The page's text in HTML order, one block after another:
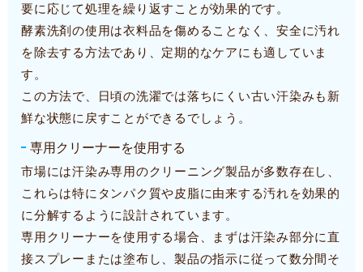
要に応じて処理を繰り返すことが効果的です。
酵素洗剤の使用は衣料品を傷めることなく、安全に汚れ
を除去する方法であり、定期的なケアにも適していま
す。
この方法で、日頃の洗濯では落ちにくい古い汗染みも新
鮮な状態に戻すことができるでしょう。
専用クリーナーを使用する
市場には汗染み専用のクリーニング製品が多数存在し、
これらは特にタンパク質や皮脂に由来する汚れを効果的
に分解するように設計されています。
専用クリーナーを使用する場合、まずは汗染み部分に直
接スプレーまたは塗布し、製品の指示に従って数分間そ